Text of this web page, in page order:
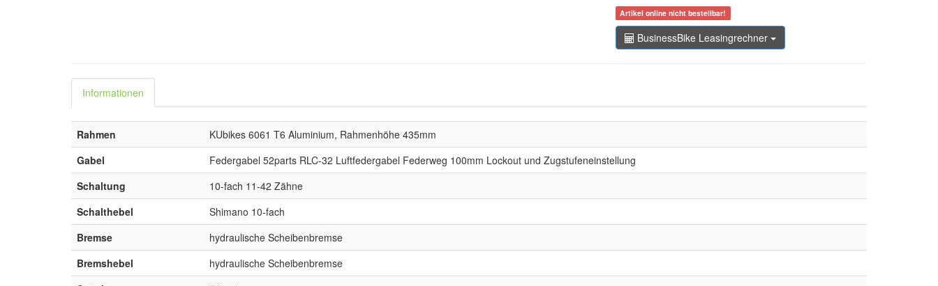
Artikel online nicht bestellbar!
BusinessBike Leasingrechner
Informationen
Rahmen
KUbikes 6061 T6 Aluminium, Rahmenhöhe 435mm
Gabel
Federgabel 52parts RLC-32 Luftfedergabel Federweg 100mm Lockout und Zugstufeneinstellung
Schaltung
10-fach 11-42 Zähne
Schalthebel
Shimano 10-fach
Bremse
hydraulische Scheibenbremse
Bremshebel
hydraulische Scheibenbremse